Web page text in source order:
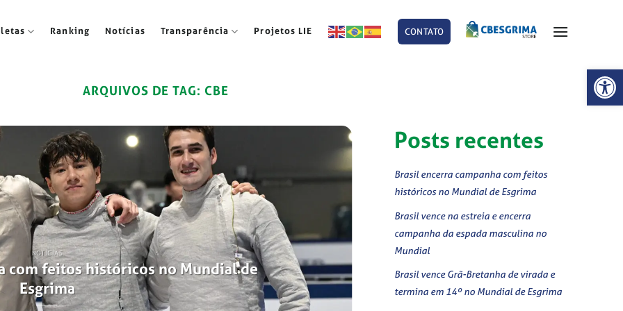
Abrir
Ranking Notícias Transparência Projetos LIE CONTATO
ARQUIVOS DE TAG: CBE
NOTÍCIAS
com feitos históricos no Mundial de
Esgrima
Posts recentes
Brasil encerra campanha com feitos
históricos no Mundial de Esgrima
Brasil vence na estreia e encerra
campanha da espada masculina no
Mundial
Brasil vence Grã-Bretanha de virada e
termina em 14º no Mundial de Esgrima